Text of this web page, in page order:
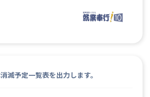
滅予定一覧表を出力します。